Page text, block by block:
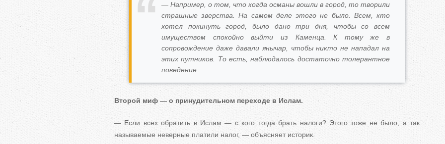
— Например, о том, что когда османы вошли в город, то творили
страшные зверства. На самом деле этого не было. Всем, кто
хотел покинуть город, было дано три дня, чтобы со всем
имуществом спокойно выйти из Каменца. К тому же в
сопровождение даже давали янычар, чтобы никто не нападал на
этих путников. То есть, наблюдалось достаточно толерантное
поведение.
Второй миф — о принудительном переходе в Ислам.
— Если всех обратить в Ислам — с кого тогда брать налоги? Этого тоже не было, а так
называемые неверные платили налог, — объясняет историк.